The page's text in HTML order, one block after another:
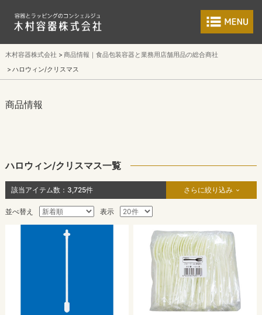
食品包装容器と
木村容器株式会社
商品情報｜食品包装容器と業務用店舗用品の総合商社
ハロウィン/クリスマス
商品情報
ハロウィン/クリスマス一覧
該当アイテム数： 3,725件 さらに絞り込み
並べ替え 表示